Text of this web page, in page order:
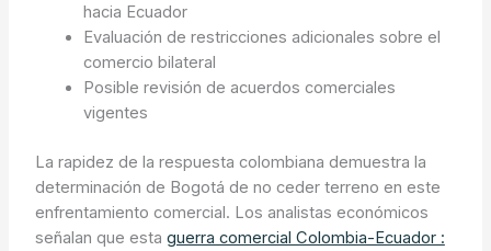
hacia Ecuador
Evaluación de restricciones adicionales sobre el
comercio bilateral
Posible revisión de acuerdos comerciales
vigentes
La rapidez de la respuesta colombiana demuestra la
determinación de Bogotá de no ceder terreno en este
enfrentamiento comercial. Los analistas económicos
señalan que esta guerra comercial Colombia-Ecuador :